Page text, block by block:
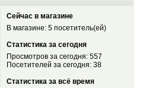
Сейчас в магазине
В магазине: 5 посетитель(ей)
Статистика за сегодня
Просмотров за сегодня: 557
Посетителей за сегодня: 38
Статистика за всё время